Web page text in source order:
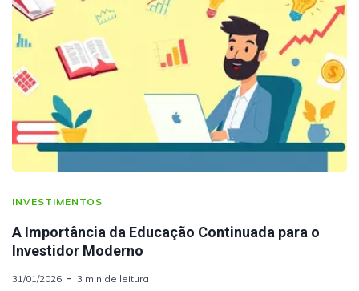
INVESTIMENTOS
A Importância da Educação Continuada para o
Investidor Moderno
31/01/2026 3 min de leitura